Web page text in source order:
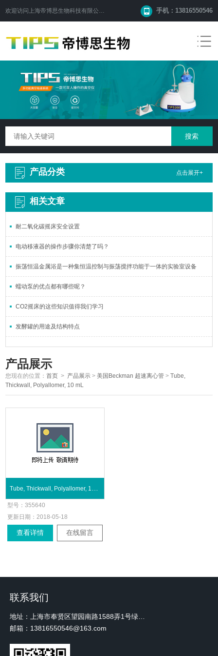
欢迎访问 上海帝博思生物科技有限公司 手机：13816550546
产品分类 点击展开+
相关文章
耐二氧化碳摇床安全设置
电动移液器的操作步骤你清楚了吗？
振荡恒温金属浴是一种集恒温控制与振荡搅拌功能于一体的实验室设备
蠕动泵的优点都有哪些呢？
CO2摇床的这些知识值得我们学习
发酵罐的用途及结构特点
产品展示
您现在的位置：首页 > 产品展示 >美国Beckman 超速离心管 >Tube,
Thickwall, Polyallomer, 10 mL
型号：355640
更新日期： 2018-05-18
查看详情 在线留言
联系我们
邮箱：13816550546@163.com